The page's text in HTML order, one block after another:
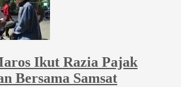
Ikut Razia Pajak
Bersama Samsat